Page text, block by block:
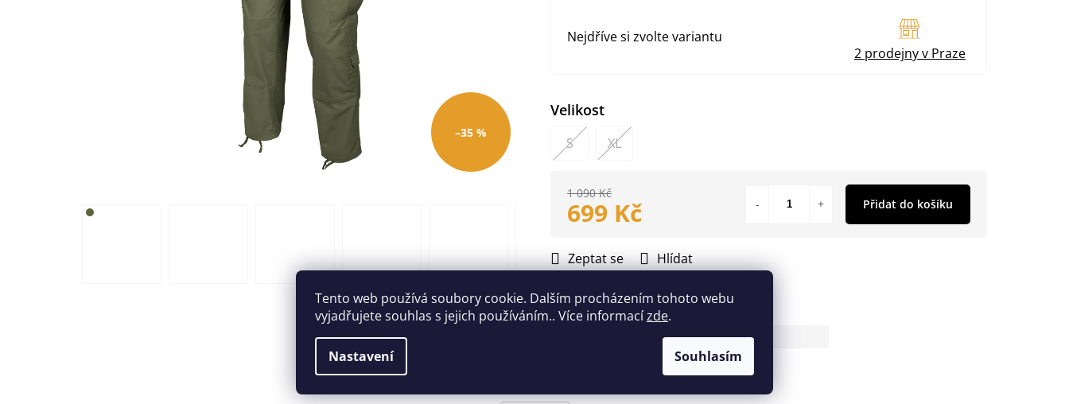
Tento web používá soubory cookie. Dalším procházením tohoto webu
vyjadřujete souhlas s jejich používáním.. Více informacízde.
Nastavení Souhlasím
–35 %
Velikost
S XL
Zeptat se Hlídat
Doplňkové parametry
Zvolte variantu
zelená/olivová
1 090 Kč
699 Kč
cena:
Přidat do košíku
Nejdříve si zvolte variantu
2 prodejny v Praze